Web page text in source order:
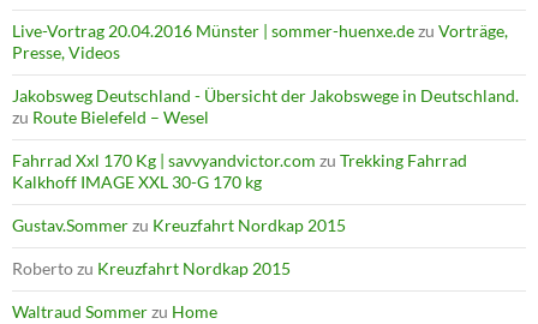
Live-Vortrag 20.04.2016 Münster | sommer-huenxe.dezu Vorträge,
Presse, Videos
Jakobsweg Deutschland - Übersicht der Jakobswege in Deutschland.
zu Route Bielefeld – Wesel
Fahrrad Xxl 170 Kg | savvyandvictor.com zu Trekking Fahrrad
Kalkhoff IMAGE XXL 30-G 170 kg
Gustav.Sommerzu Kreuzfahrt Nordkap 2015
Robertozu Kreuzfahrt Nordkap 2015
Waltraud Sommerzu Home